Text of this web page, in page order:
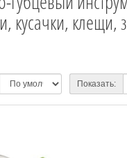
кусачки,
Показать: